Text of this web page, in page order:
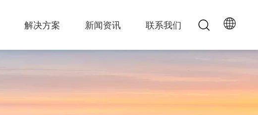
解决方案 新闻资讯 联系我们